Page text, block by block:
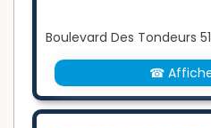
Boulevard Des Tondeurs
☎